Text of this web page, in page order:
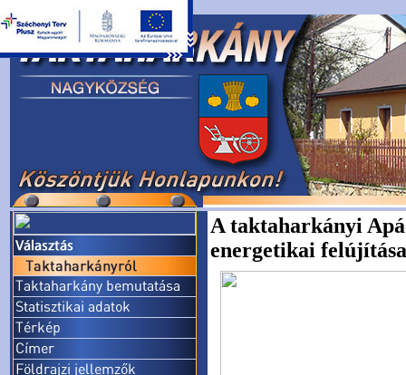
A taktaharkányi
energetikai felújítása